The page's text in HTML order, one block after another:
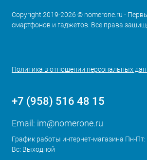
Copyright 2019-2026 © nomerone.ru -
смартфонов и гаджетов. Все права
Политика в отношении персональных
+7 (958) 516 48 15
Email: im@nomerone.ru
График работы интернет-магазина Пн-Пт:
Вс: Выходной